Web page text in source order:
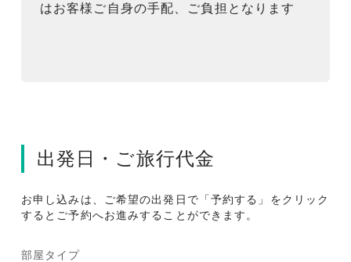
はお客様ご自身の手配、ご負担となります
出発日・ご旅行代金
お申し込みは、ご希望の出発日で「予約する」をクリック
するとご予約へお進みすることができます。
部屋タイプ